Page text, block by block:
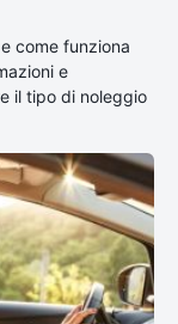
come funziona
e
il tipo di noleggio